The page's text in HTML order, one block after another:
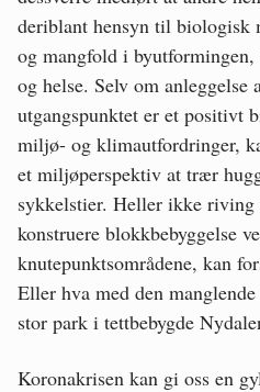
deriblant hensyn til biologisk
og mangfold i
og helse. Selv om anleggelse
utgangspunktet er et positivt
miljø- og klimautfordringer,
et miljøperspektiv at trær
sykkelstier. Heller ikke riving
konstruere blokkbebyggelse
knutepunktsområdene, kan
Eller hva med den
stor park i tettbebygde
Koronakrisen kan gi oss en